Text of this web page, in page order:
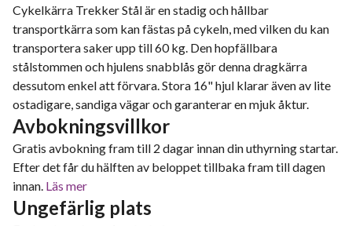
Cykelkärra Trekker Stål är en stadig och hållbar
transportkärra som kan fästas på cykeln, med vilken du kan
transportera saker upp till 60 kg. Den hopfällbara
stålstommen och hjulens snabblås gör denna dragkärra
dessutom enkel att förvara. Stora 16" hjul klarar även av lite
ostadigare, sandiga vägar och garanterar en mjuk åktur.
Avbokningsvillkor
Gratis avbokning fram till 2 dagar innan din uthyrning startar.
Efter det får du hälften av beloppet tillbaka fram till dagen
innan. Läs mer
Ungefärlig plats